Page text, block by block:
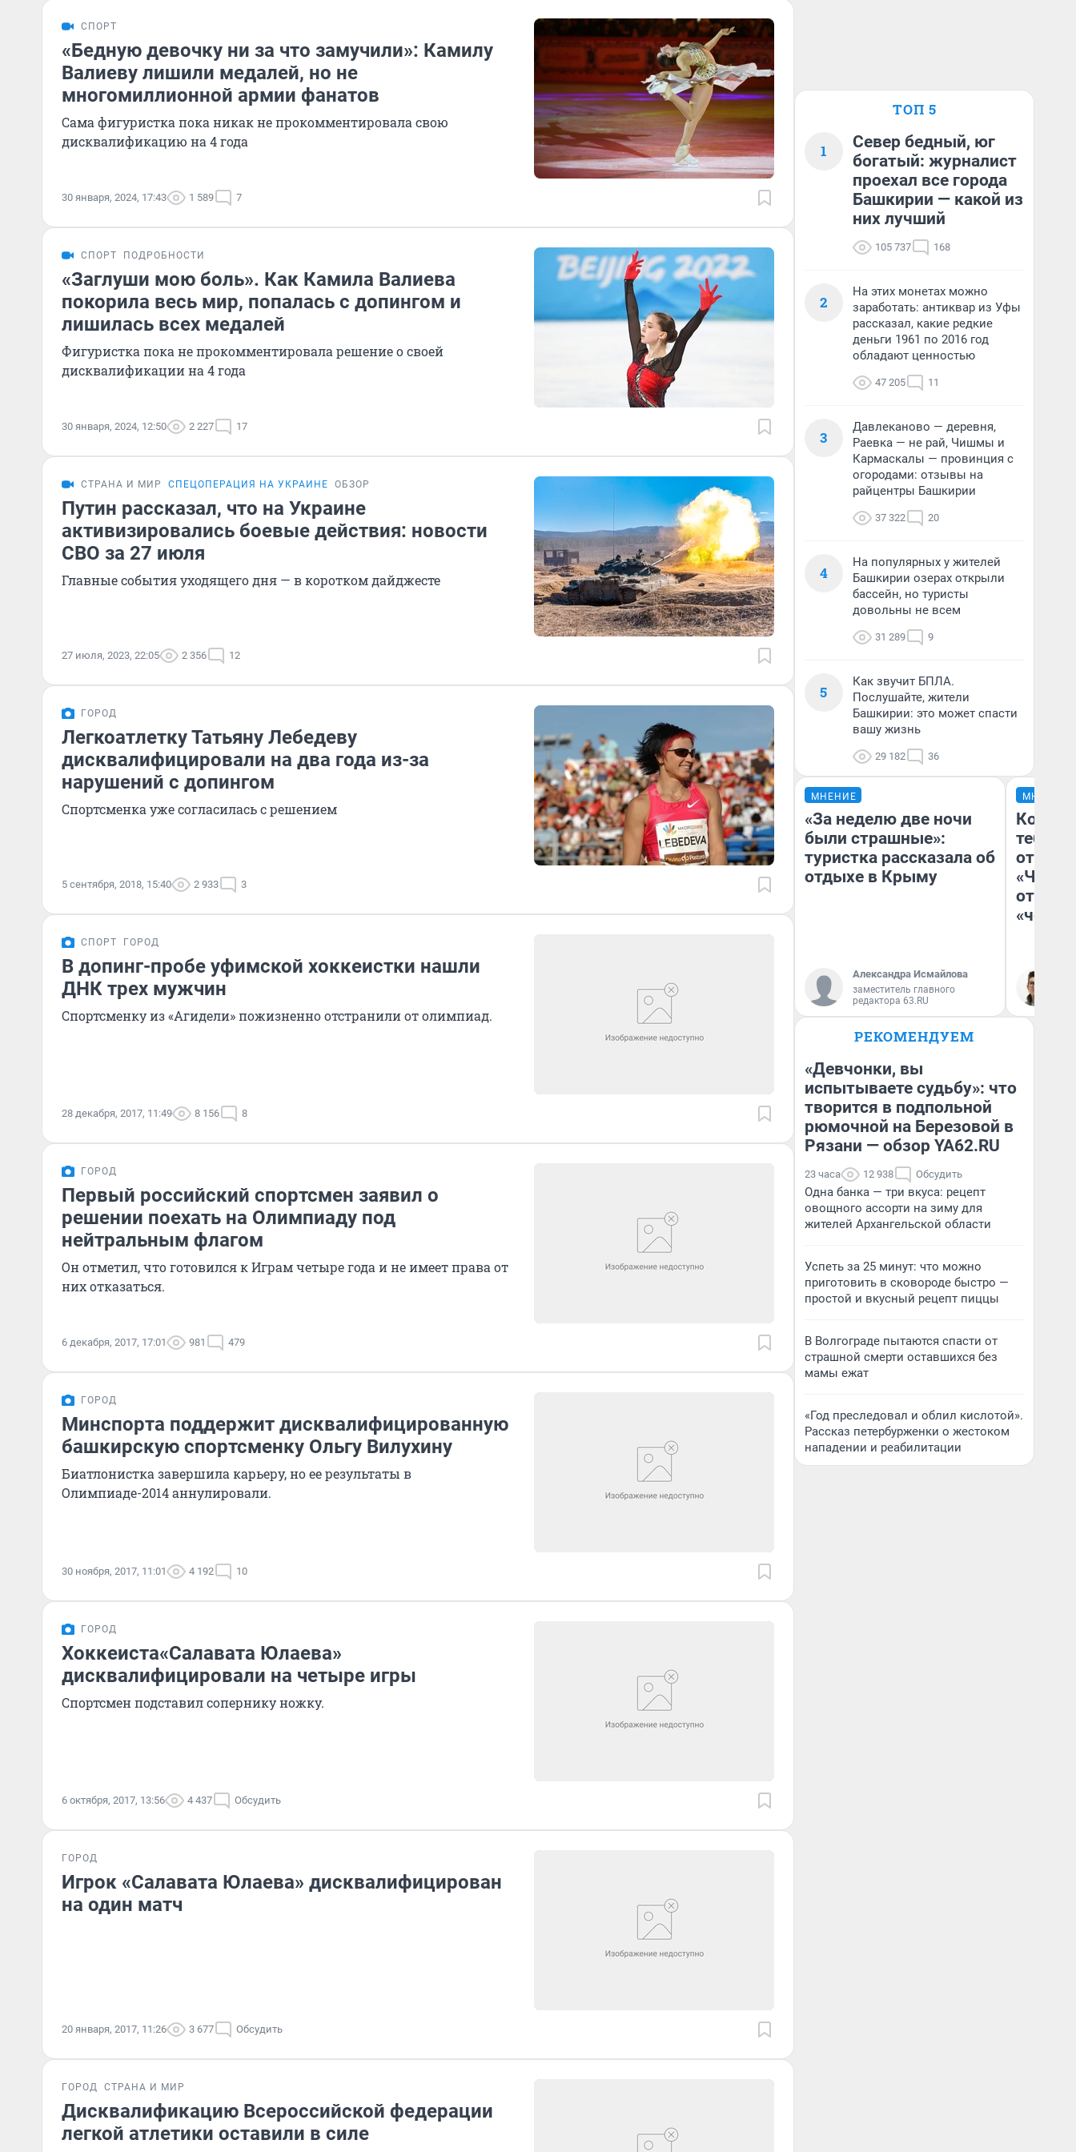
СПОРТ
«Бедную девочку ни за что замучили»: Камилу
Валиеву лишили медалей, но не
многомиллионной армии фанатов
Сама фигуристка пока никак не прокомментировала свою
дисквалификацию на 4 года
30 января, 2024, 17:43 1 589 7
СПОРТ ПОДРОБНОСТИ
«Заглуши мою боль». Как Камила Валиева
покорила весь мир, попалась с допингом и
лишилась всех медалей
Фигуристка пока не прокомментировала решение о своей
дисквалификации на 4 года
30 января, 2024, 12:50 2 227 17
СТРАНА И МИР СПЕЦОПЕРАЦИЯ НА УКРАИНЕ ОБЗОР
Путин рассказал, что на Украине
активизировались боевые действия: новости
СВО за 27 июля
Главные события уходящего дня — в коротком дайджесте
27 июля, 2023, 22:05 2 356 12
ГОРОД
Легкоатлетку Татьяну Лебедеву
дисквалифицировали на два года из-за
нарушений с допингом
Спортсменка уже согласилась с решением
5 сентября, 2018, 15:40 2 933 3
СПОРТ ГОРОД
В допинг-пробе уфимской хоккеистки нашли
ДНК трех мужчин
Спортсменку из «Агидели» пожизненно отстранили от олимпиад.
28 декабря, 2017, 11:49 8 156 8
ГОРОД
Первый российский спортсмен заявил о
решении поехать на Олимпиаду под
нейтральным флагом
Он отметил, что готовился к Играм четыре года и не имеет права от
них отказаться.
6 декабря, 2017, 17:01 981 479
ГОРОД
Минспорта поддержит дисквалифицированную
башкирскую спортсменку Ольгу Вилухину
Биатлонистка завершила карьеру, но ее результаты в
Олимпиаде-2014 аннулировали.
30 ноября, 2017, 11:01 4 192 10
ГОРОД
Хоккеиста«Салавата Юлаева»
дисквалифицировали на четыре игры
Спортсмен подставил сопернику ножку.
6 октября, 2017, 13:56 4 437 Обсудить
ГОРОД
Игрок «Салавата Юлаева» дисквалифицирован
на один матч
20 января, 2017, 11:26 3 677 Обсудить
ГОРОД СТРАНА И МИР
Дисквалификацию Всероссийской федерации
легкой атлетики оставили в силе
ТОП 5
1
Север бедный, юг
богатый: журналист
проехал все города
Башкирии — какой из
них лучший
105 737 168
2
На этих монетах можно
заработать: антиквар из Уфы
рассказал, какие редкие
деньги 1961 по 2016 год
обладают ценностью
47 205 11
3
Давлеканово — деревня,
Раевка — не рай, Чишмы и
Кармаскалы — провинция с
огородами: отзывы на
райцентры Башкирии
37 322 20
4
На популярных у жителей
Башкирии озерах открыли
бассейн, но туристы
довольны не всем
31 289 9
5
Как звучит БПЛА.
Послушайте, жители
Башкирии: это может спасти
вашу жизнь
29 182 36
МНЕНИЕ
«За неделю две ночи
были страшные»:
туристка рассказала об
отдыхе в Крыму
Александра Исмайлова
заместитель главного
редактора 63.RU
МНЕНИЕ
тебя
отзыв
РЕКОМЕНДУЕМ
«Девчонки, вы
испытываете судьбу»: что
творится в подпольной
рюмочной на Березовой в
Рязани — обзор YA62.RU
23 часа 12 938 Обсудить
Одна банка — три вкуса: рецепт
овощного ассорти на зиму для
жителей Архангельской области
Успеть за 25 минут: что можно
приготовить в сковороде быстро —
простой и вкусный рецепт пиццы
В Волгограде пытаются спасти от
страшной смерти оставшихся без
мамы ежат
«Год преследовал и облил кислотой».
Рассказ петербурженки о жестоком
нападении и реабилитации